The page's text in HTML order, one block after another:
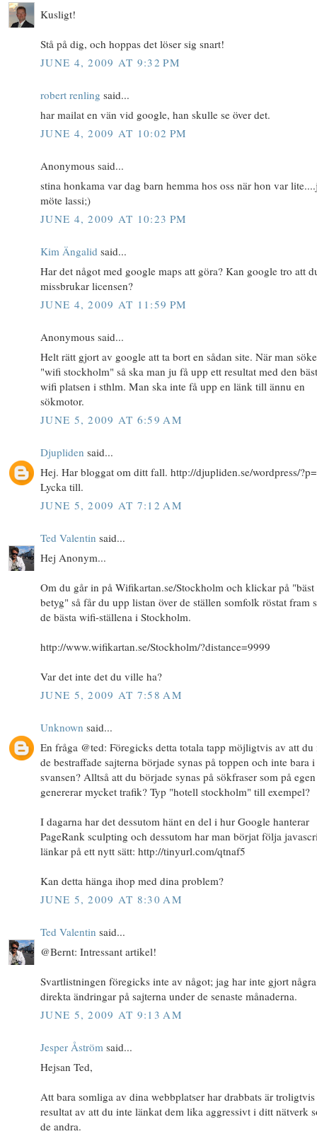
Kusligt!
Stå på dig, och hoppas det löser sig snart!
JUNE 4, 2009 AT 9:32 PM
robert renling said...
har mailat en vän vid google, han skulle se över det.
JUNE 4, 2009 AT 10:02 PM
Anonymous said...
stina honkama var dag barn hemma hos oss när hon var
möte lassi;)
JUNE 4, 2009 AT 10:23 PM
Kim Ängalid said...
Har det något med google maps att göra? Kan google tro att
missbrukar licensen?
JUNE 4, 2009 AT 11:59 PM
Anonymous said...
Helt rätt gjort av google att ta bort en sådan site. När man
"wifi stockholm" så ska man ju få upp ett resultat med den
wifi platsen i sthlm. Man ska inte få upp en länk till ännu en
sökmotor.
JUNE 5, 2009 AT 6:59 AM
Djupliden said...
Hej. Har bloggat om ditt fall. http://djupliden.se/wordpress/
Lycka till.
JUNE 5, 2009 AT 7:12 AM
Ted Valentin said...
Hej Anonym...
Om du går in på Wifikartan.se/Stockholm och klickar på "bäst
betyg" så får du upp listan över de ställen somfolk röstat fram
de bästa wifi-ställena i Stockholm.
http://www.wifikartan.se/Stockholm/?distance=9999
Var det inte det du ville ha?
JUNE 5, 2009 AT 7:58 AM
Unknown said...
En fråga @ted: Föregicks detta totala tapp möjligtvis av att du
de bestraffade sajterna började synas på toppen och inte bara i
svansen? Alltså att du började synas på sökfraser som på
genererar mycket trafik? Typ "hotell stockholm" till exempel?
I dagarna har det dessutom hänt en del i hur Google hanterar
PageRank sculpting och dessutom har man börjat följa
länkar på ett nytt sätt: http://tinyurl.com/qtnaf5
Kan detta hänga ihop med dina problem?
JUNE 5, 2009 AT 8:30 AM
Ted Valentin said...
@Bernt: Intressant artikel!
Svartlistningen föregicks inte av något; jag har inte gjort några
direkta ändringar på sajterna under de senaste månaderna.
JUNE 5, 2009 AT 9:13 AM
Jesper Åström said...
Hejsan Ted,
Att bara somliga av dina webbplatser har drabbats är troligtvis
resultat av att du inte länkat dem lika aggressivt i ditt nätverk
de andra.